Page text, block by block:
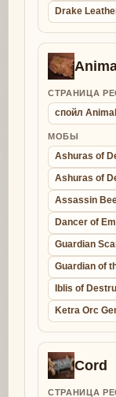
Drake
СТРАНИЦА
спойл
МОБЫ
Ashuras of
Ashuras of
Assassin
Dancer of
Guardian
Guardian of
Iblis of
Ketra Orc
Cord
СТРАНИЦА